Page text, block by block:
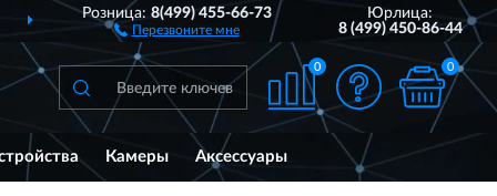
РОССИИ ПОЛНЫЙ
Розница: 8(499) 455-66-73
Перезвоните мне
Юрлица:
8 (499) 450-86-44
0 0
Камеры Аксессуары